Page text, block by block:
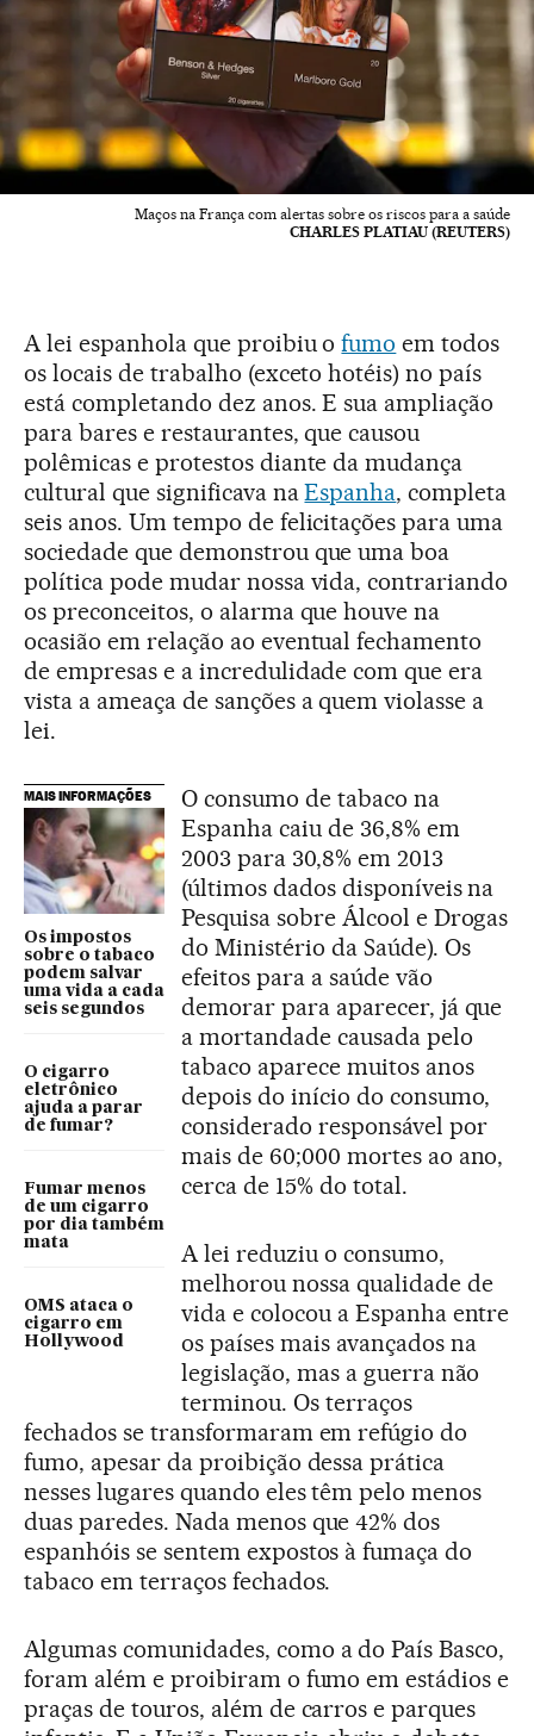
Maços na França com alertas sobre os riscos para a saúde
CHARLES PLATIAU (REUTERS)
A lei espanhola que proibiu ofumo em todos
os locais de trabalho (exceto hotéis) no país
está completando dez anos. E sua ampliação
para bares e restaurantes, que causou
polêmicas e protestos diante da mudança
cultural que significava naEspanha, completa
seis anos. Um tempo de felicitações para uma
sociedade que demonstrou que uma boa
política pode mudar nossa vida, contrariando
os preconceitos, o alarma que houve na
ocasião em relação ao eventual fechamento
de empresas e a incredulidade com que era
vista a ameaça de sanções a quem violasse a
lei.
MAIS INFORMAÇÕES
Os impostos
sobre o tabaco
podem salvar
uma vida a cada
seis segundos
O cigarro
eletrônico
ajuda a parar
de fumar?
Fumar menos
de um cigarro
por dia também
mata
OMS ataca o
cigarro em
Hollywood
O consumo de tabaco na
Espanha caiu de 36,8% em
2003 para 30,8% em 2013
(últimos dados disponíveis na
Pesquisa sobre Álcool e Drogas
do Ministério da Saúde). Os
efeitos para a saúde vão
demorar para aparecer, já que
a mortandade causada pelo
tabaco aparece muitos anos
depois do início do consumo,
considerado responsável por
mais de 60;000 mortes ao ano,
cerca de 15% do total.
A lei reduziu o consumo,
melhorou nossa qualidade de
vida e colocou a Espanha entre
os países mais avançados na
legislação, mas a guerra não
terminou. Os terraços
fechados se transformaram em refúgio do
fumo, apesar da proibição dessa prática
nesses lugares quando eles têm pelo menos
duas paredes. Nada menos que 42% dos
espanhóis se sentem expostos à fumaça do
tabaco em terraços fechados.
Algumas comunidades, como a do País Basco,
foram além e proibiram o fumo em estádios e
praças de touros, além de carros e parques